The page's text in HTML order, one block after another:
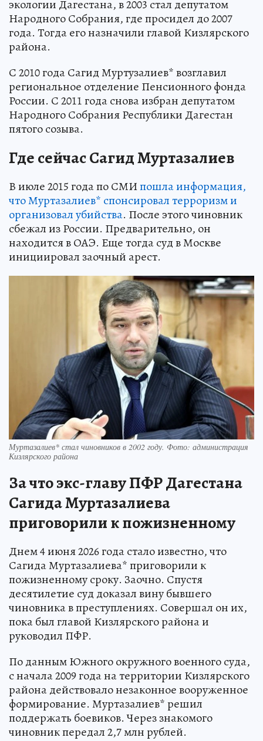
экологии Дагестана, в 2003 стал депутатом
Народного Собрания, где просидел до 2007
года. Тогда его назначили главой Кизлярского
района.
С 2010 года Сагид Муртузалиев* возглавил
региональное отделение Пенсионного фонда
России. С 2011 года снова избран депутатом
Народного Собрания Республики Дагестан
пятого созыва.
Где сейчас Сагид Муртазалиев
В июле 2015 года по СМИпошла информация,
что Муртазалиев* спонсировал терроризм и
организовал убийства. После этого чиновник
сбежал из России. Предварительно, он
находится в ОАЭ. Еще тогда суд в Москве
инициировал заочный арест.
Муртазалиев* стал чиновников в 2002 году. Фото: администрация
Кизлярского района
За что экс-главу ПФР Дагестана
Сагида Муртазалиева
приговорили к пожизненному
Днем 4 июня 2026 года стало известно, что
Сагида Муртазалиева* приговорили к
пожизненному сроку. Заочно. Спустя
десятилетие суд доказал вину бывшего
чиновника в преступлениях. Совершал он их,
пока был главой Кизлярского района и
руководил ПФР.
По данным Южного окружного военного суда,
с начала 2009 года на территории Кизлярского
района действовало незаконное вооруженное
формирование. Муртазалиев* решил
поддержать боевиков. Через знакомого
чиновник передал 2,7 млн рублей.